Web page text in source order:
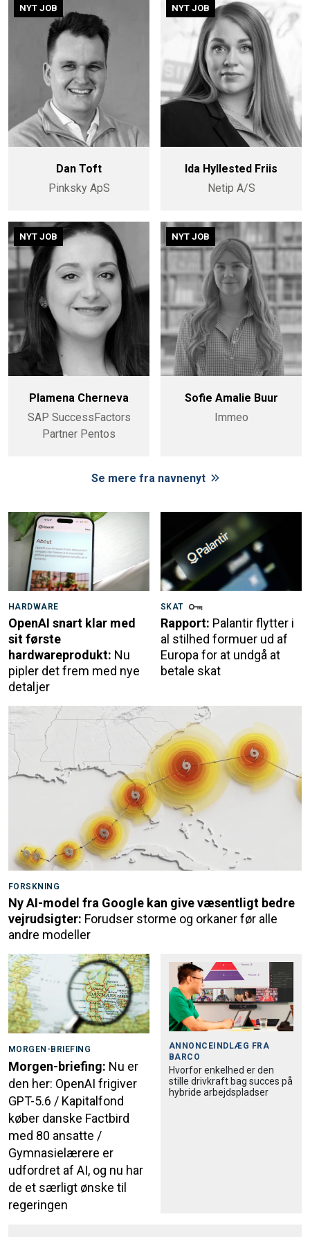
NYT JOB
Dan Toft
Pinksky ApS
NYT JOB
Ida Hyllested Friis
Netip A/S
NYT JOB
Plamena Cherneva
SAP SuccessFactors
Partner Pentos
NYT JOB
Sofie Amalie Buur
Immeo
Se mere fra navnenyt
HARDWARE
OpenAI snart klar med
sit første
hardwareprodukt: Nu
pipler det frem med nye
detaljer
SKAT
Rapport: Palantir flytter i
al stilhed formuer ud af
Europa for at undgå at
betale skat
FORSKNING
Ny AI-model fra Google kan give væsentligt bedre
vejrudsigter: Forudser storme og orkaner før alle
andre modeller
MORGEN-BRIEFING
Morgen-briefing: Nu er
den her: OpenAI frigiver
GPT-5.6 / Kapitalfond
køber danske Factbird
med 80 ansatte /
Gymnasielærere er
udfordret af AI, og nu har
de et særligt ønske til
regeringen
ANNONCEINDLÆG FRA
BARCO
Hvorfor enkelhed er den
stille drivkraft bag succes på
hybride arbejdspladser